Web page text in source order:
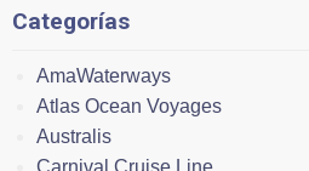
Categorías
AmaWaterways
Atlas Ocean Voyages
Australis